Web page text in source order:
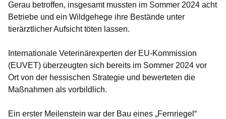
Gerau betroffen, insgesamt mussten im Sommer 2024 acht
Betriebe und ein Wildgehege ihre Bestände unter
tierärztlicher Aufsicht töten lassen.
Internationale Veterinärexperten der EU-Kommission
(EUVET) überzeugten sich bereits im Sommer 2024 vor
Ort von der hessischen Strategie und bewerteten die
Maßnahmen als vorbildlich.
Ein erster Meilenstein war der Bau eines „Fernriegel“